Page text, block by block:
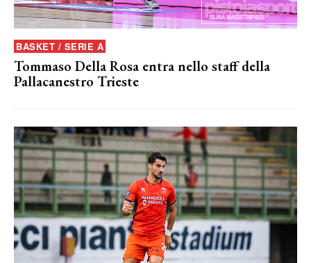
BASKET / SERIE A
Tommaso Della Rosa entra nello staff della
Pallacanestro Trieste